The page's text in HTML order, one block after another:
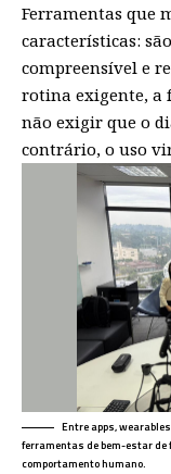
Ferramentas que
características:
compreensível e
rotina exigente, a
não exigir que o
contrário, o uso
Entre apps,
ferramentas de bem-estar
comportamento humano.